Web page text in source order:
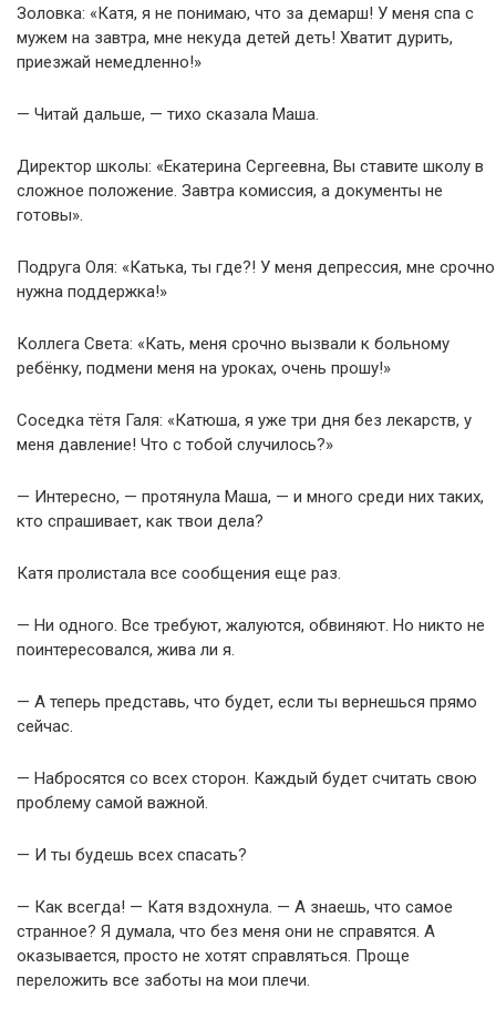
Золовка: «Катя, я не понимаю, что за демарш! У меня спа с
мужем на завтра, мне некуда детей деть! Хватит дурить,
приезжай немедленно!»
— Читай дальше, — тихо сказала Маша.
Директор школы: «Екатерина Сергеевна, Вы ставите школу в
сложное положение. Завтра комиссия, а документы не
готовы».
Подруга Оля: «Катька, ты где?! У меня депрессия, мне срочно
нужна поддержка!»
Коллега Света: «Кать, меня срочно вызвали к больному
ребёнку, подмени меня на уроках, очень прошу!»
Соседка тётя Галя: «Катюша, я уже три дня без лекарств, у
меня давление! Что с тобой случилось?»
— Интересно, — протянула Маша, — и много среди них таких,
кто спрашивает, как твои дела?
Катя пролистала все сообщения еще раз.
— Ни одного. Все требуют, жалуются, обвиняют. Но никто не
поинтересовался, жива ли я.
— А теперь представь, что будет, если ты вернешься прямо
сейчас.
— Набросятся со всех сторон. Каждый будет считать свою
проблему самой важной.
— И ты будешь всех спасать?
— Как всегда! — Катя вздохнула. — А знаешь, что самое
странное? Я думала, что без меня они не справятся. А
оказывается, просто не хотят справляться. Проще
переложить все заботы на мои плечи.